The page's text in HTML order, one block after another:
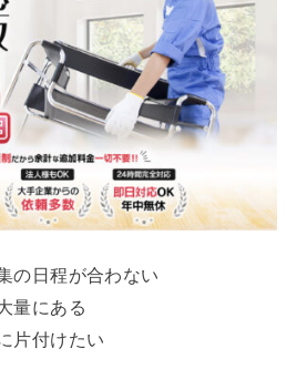
の日程が合わない
量にある
片付けたい